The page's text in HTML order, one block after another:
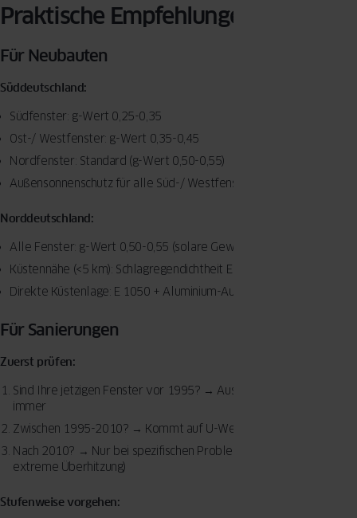
Praktische Empfehlungen
Für Neubauten
Süddeutschland:
Südfenster: g-Wert 0,25-0,35
Ost-/ Westfenster: g-Wert 0,35-0,45
Nordfenster: Standard (g-Wert 0,50-0,55)
Außensonnenschutz für alle Süd-/ Westfenster
Norddeutschland:
Alle Fenster: g-Wert 0,50-0,55 (solare Gewinne nutzen)
Küstennähe (<5 km): Schlagregendichtheit E 750 minimum
Direkte Küstenlage: E 1050 + Aluminium-Außenschale
Für Sanierungen
Zuerst prüfen:
Sind Ihre jetzigen Fenster vor 1995? → Austausch lohnt sich fast
immer
Zwischen 1995-2010? → Kommt auf U-Wert und Zustand an
Nach 2010? → Nur bei spezifischen Problemen (Sturmschäden,
extreme Überhitzung)
Stufenweise vorgehen: